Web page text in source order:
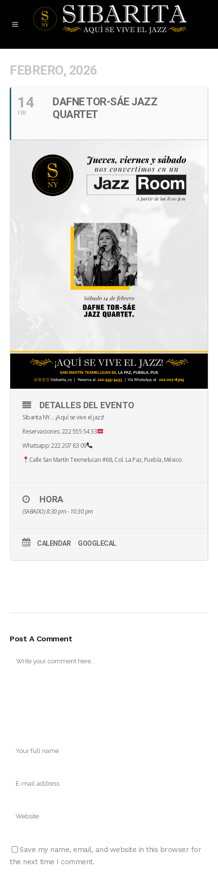
FEBRERO, 2026
14
FEB
DAFNE TOR-SÁE JAZZ
QUARTET
DETALLES DEL EVENTO
Sibarita NY… ¡Aquí se vive el jazz!
Reservaciones: 222 555 54 33
Whatsapp: 222 207 83 09
Calle San Martín Texmelucan #68, Col. La Paz, Puebla, México.
HORA
(SABADO) 8:30 pm - 10:30 pm
CALENDAR GOOGLECAL
Post A Comment
Save my name, email, and website in this browser for
the next time I comment.